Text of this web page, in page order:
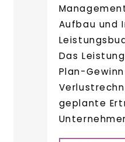
Aufbau und
Das
Plan-
geplante